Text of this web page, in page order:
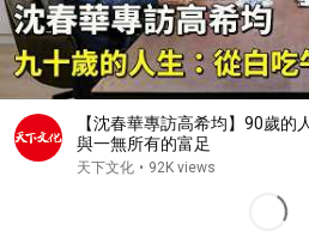
【沈春華專訪高希均】90歲的
與一無所有的富足
天下文化 • 92K views